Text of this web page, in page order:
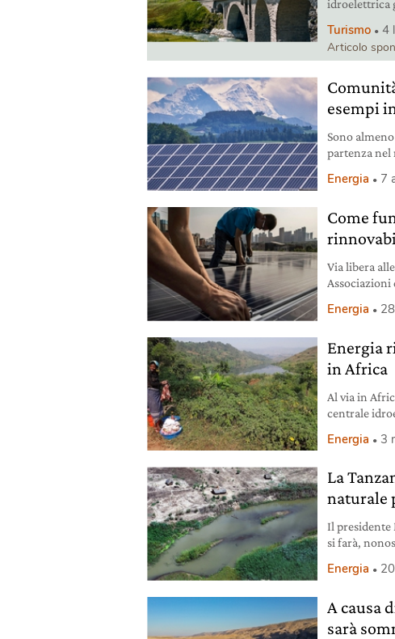
idroelettrica
Turismo 4
Articolo
esempi
Sono
partenza
Energia 7
Come
Via libera
Energia
Energia
in Africa
Al via in
centrale
Energia 3
La
naturale
Il presidente
si farà,
dell’umanità
Energia
A causa
sarà